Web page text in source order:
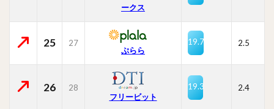
ークス
25 27
ぷらら
19.7 2.5
26
28
フリービット
19.3 2.4